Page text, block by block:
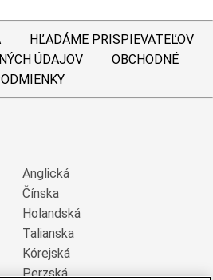
HĽADÁME PRISPIEVATEĽOV
ÚDAJOV
OBCHODNÉ
Anglická
Čínska
Holandská
Talianska
Kórejská
Perzská